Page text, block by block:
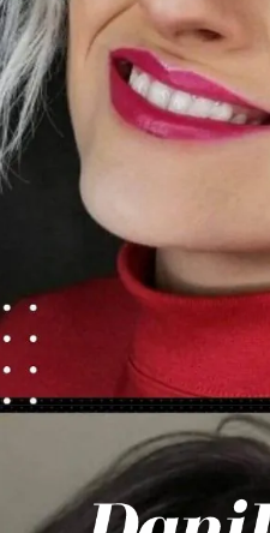
Ouverture